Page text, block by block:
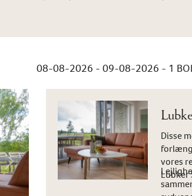
08-08-2026 - 09-08-2026 - 1
Next
Disse
vores
Lübker